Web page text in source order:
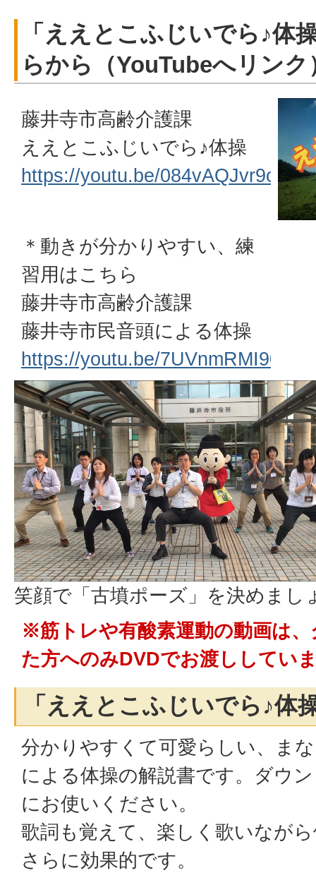
「ええとこふじいでら♪体
らから（YouTubeへリンク
藤井寺市高齢介護課
ええとこふじいでら♪体操
https://youtu.be/084vAQJvr9o
＊動きが分かりやすい、練
習用はこちら
藤井寺市高齢介護課
藤井寺市民音頭による体操
https://youtu.be/7UVnmRMI90E
笑顔で「古墳ポーズ」を決めまし
※筋トレや有酸素運動の動画は
た方へのみDVDでお渡ししてい
「ええとこふじいでら♪体
分かりやすくて可愛らしい、ま
による体操の解説書です。ダウ
にお使いください。
歌詞も覚えて、楽しく歌いなが
さらに効果的です。